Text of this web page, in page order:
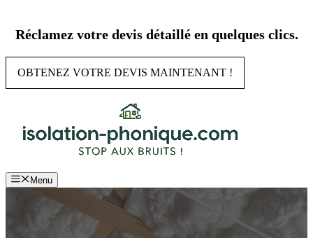
contenu
Réclamez votre devis détaillé en quelques clics.
OBTENEZ VOTRE DEVIS MAINTENANT !
Menu